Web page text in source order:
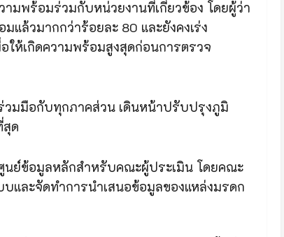
มพร้อมร่วมกับหน่วยงานที่เกี่ยวข้อง โดยผู้ว่า
แล้วมากกว่าร้อยละ 80 และยังคงเร่ง
ห้เกิดความพร้อมสูงสุดก่อนการตรวจ
วมมือกับทุกภาคส่วน เดินหน้าปรับปรุงภูมิ
สุด
นย์ข้อมูลหลักสำหรับคณะผู้ประเมิน โดยคณะ
และจัดทำการนำเสนอข้อมูลของแหล่งมรดก